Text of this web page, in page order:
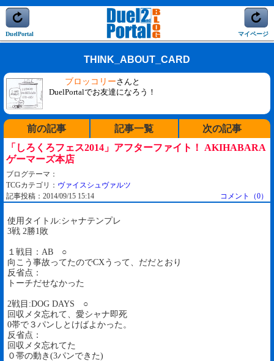
DuelPortal マイページ
THINK_ABOUT_CARD
ブロッコリーさんと
DuelPortalでお友達になろう！
前の記事 記事一覧
次の記事
「しろくろフェス2014」アフターファイト！ AKIHABARA
ゲーマーズ本店
ブログテーマ：
TCGカテゴリ： ヴァイスシュヴァルツ
記事投稿：2014/09/15 15:14
コメント（0）
使用タイトル:シャナテンプレ
3戦 2勝1敗
１戦目：AB ○
向こう事故ってたのでCXうって、だだとおり
反省点：
トーチだせなかった
2戦目:DOG DAYS ○
回収メタ忘れて、愛シャナ即死
0帯で３パンしとけばよかった。
反省点：
回収メタ忘れてた
０帯の動き(3パンできた)